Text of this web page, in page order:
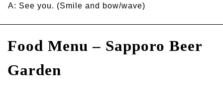
A: See you. (Smile and bow/wave)
Food Menu – Sapporo Beer
Garden